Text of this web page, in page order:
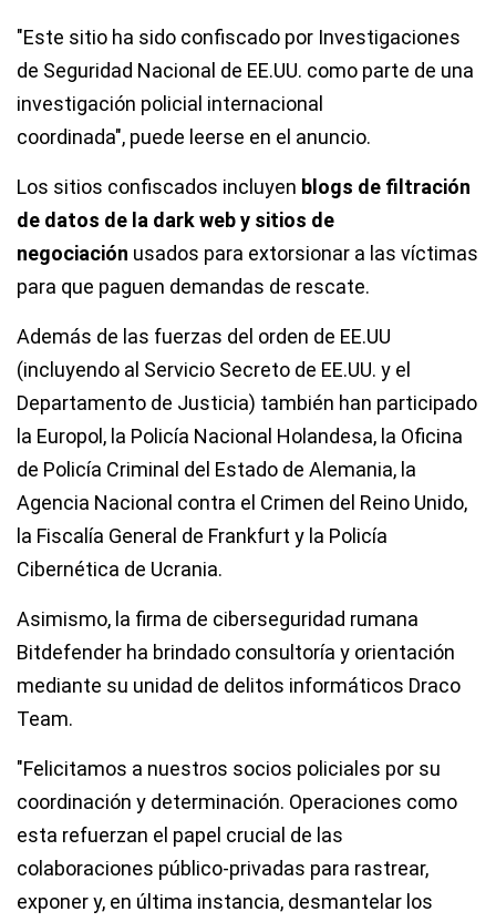
"Este sitio ha sido confiscado por Investigaciones
de Seguridad Nacional de EE.UU. como parte de una
investigación policial internacional
coordinada", puede leerse en el anuncio.
Los sitios confiscados incluyen blogs de filtración
de datos de la dark web y sitios de
negociación usados para extorsionar a las víctimas
para que paguen demandas de rescate.
Además de las fuerzas del orden de EE.UU
(incluyendo al Servicio Secreto de EE.UU. y el
Departamento de Justicia) también han participado
la Europol, la Policía Nacional Holandesa, la Oficina
de Policía Criminal del Estado de Alemania, la
Agencia Nacional contra el Crimen del Reino Unido,
la Fiscalía General de Frankfurt y la Policía
Cibernética de Ucrania.
Asimismo, la firma de ciberseguridad rumana
Bitdefender ha brindado consultoría y orientación
mediante su unidad de delitos informáticos Draco
Team.
"Felicitamos a nuestros socios policiales por su
coordinación y determinación. Operaciones como
esta refuerzan el papel crucial de las
colaboraciones público-privadas para rastrear,
exponer y, en última instancia, desmantelar los